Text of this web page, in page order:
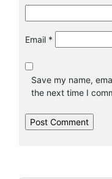
Email *
Save my name,
the next time I